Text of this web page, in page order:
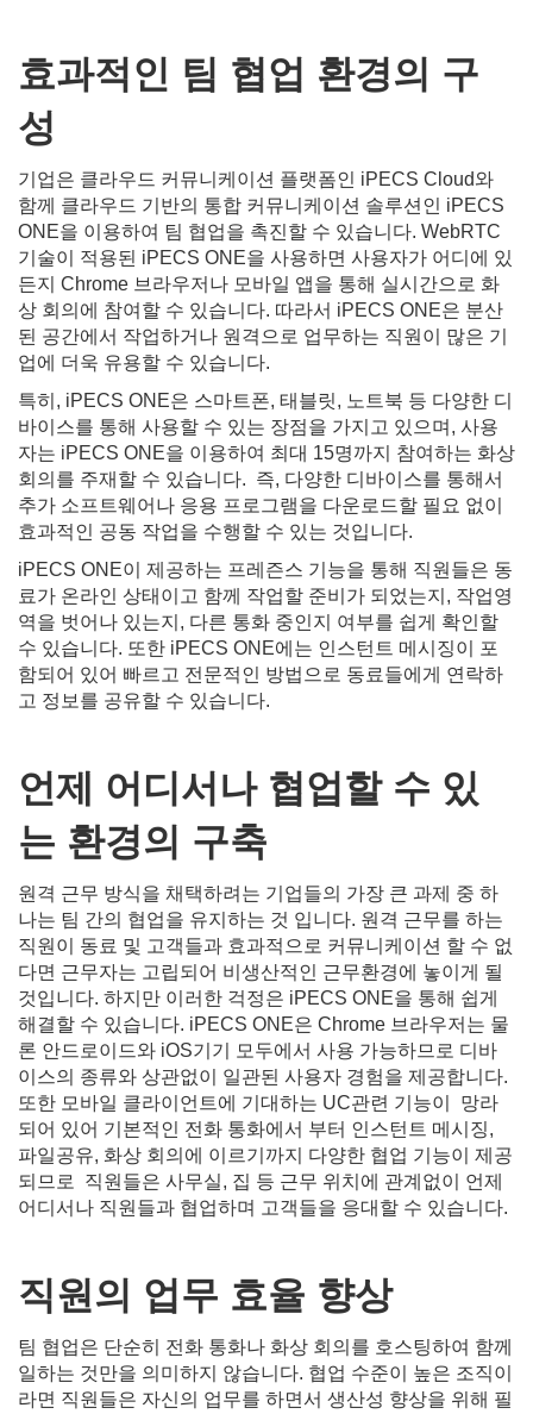
효과적인 팀 협업 환경의 구
성
기업은 클라우드 커뮤니케이션 플랫폼인 iPECS Cloud와
함께 클라우드 기반의 통합 커뮤니케이션 솔루션인 iPECS
ONE을 이용하여 팀 협업을 촉진할 수 있습니다. WebRTC
기술이 적용된 iPECS ONE을 사용하면 사용자가 어디에 있
든지 Chrome 브라우저나 모바일 앱을 통해 실시간으로 화
상 회의에 참여할 수 있습니다. 따라서 iPECS ONE은 분산
된 공간에서 작업하거나 원격으로 업무하는 직원이 많은 기
업에 더욱 유용할 수 있습니다.
특히, iPECS ONE은 스마트폰, 태블릿, 노트북 등 다양한 디
바이스를 통해 사용할 수 있는 장점을 가지고 있으며, 사용
자는 iPECS ONE을 이용하여 최대 15명까지 참여하는 화상
회의를 주재할 수 있습니다. 즉, 다양한 디바이스를 통해서
추가 소프트웨어나 응용 프로그램을 다운로드할 필요 없이
효과적인 공동 작업을 수행할 수 있는 것입니다.
iPECS ONE이 제공하는 프레즌스 기능을 통해 직원들은 동
료가 온라인 상태이고 함께 작업할 준비가 되었는지, 작업영
역을 벗어나 있는지, 다른 통화 중인지 여부를 쉽게 확인할
수 있습니다. 또한 iPECS ONE에는 인스턴트 메시징이 포
함되어 있어 빠르고 전문적인 방법으로 동료들에게 연락하
고 정보를 공유할 수 있습니다.
언제 어디서나 협업할 수 있
는 환경의 구축
원격 근무 방식을 채택하려는 기업들의 가장 큰 과제 중 하
나는 팀 간의 협업을 유지하는 것 입니다. 원격 근무를 하는
직원이 동료 및 고객들과 효과적으로 커뮤니케이션 할 수 없
다면 근무자는 고립되어 비생산적인 근무환경에 놓이게 될
것입니다. 하지만 이러한 걱정은 iPECS ONE을 통해 쉽게
해결할 수 있습니다. iPECS ONE은 Chrome 브라우저는 물
론 안드로이드와 iOS기기 모두에서 사용 가능하므로 디바
이스의 종류와 상관없이 일관된 사용자 경험을 제공합니다.
또한 모바일 클라이언트에 기대하는 UC관련 기능이 망라
되어 있어 기본적인 전화 통화에서 부터 인스턴트 메시징,
파일공유, 화상 회의에 이르기까지 다양한 협업 기능이 제공
되므로 직원들은 사무실, 집 등 근무 위치에 관계없이 언제
어디서나 직원들과 협업하며 고객들을 응대할 수 있습니다.
직원의 업무 효율 향상
팀 협업은 단순히 전화 통화나 화상 회의를 호스팅하여 함께
일하는 것만을 의미하지 않습니다. 협업 수준이 높은 조직이
라면 직원들은 자신의 업무를 하면서 생산성 향상을 위해 필